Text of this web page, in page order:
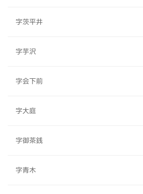
字茨平井
字芋沢
字会下前
字大庭
字御茶銭
字青木